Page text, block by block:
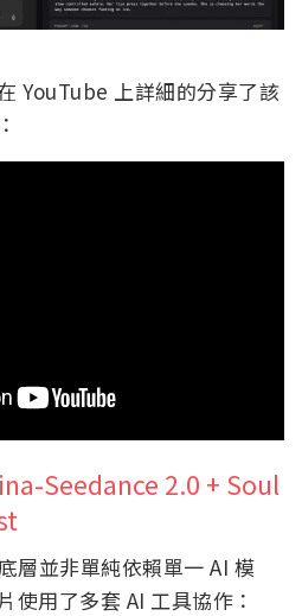
YouTube 上詳細的分享了該
Seedance 2.0 + Soul
層並非單純依賴單一 AI 模
使用了多套 AI 工具協作：